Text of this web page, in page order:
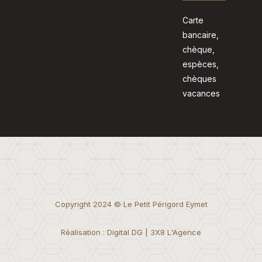
Carte
bancaire,
chèque,
espèces,
chèques
vacances
Copyright 2024 © Le Petit Périgord Eymet
Réalisation : Digital DG | 3X8 L'Agence